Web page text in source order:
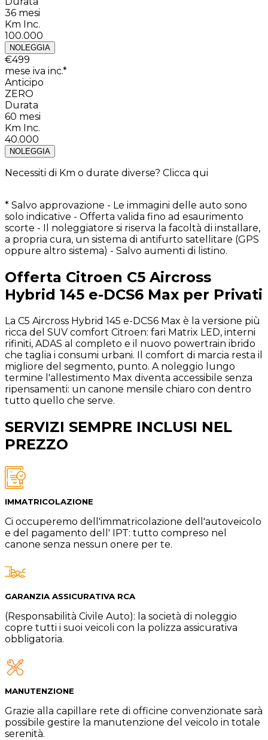
36 mesi
Km Inc.
100.000
NOLEGGIA
€499
mese iva inc.*
Anticipo
ZERO
Durata
60 mesi
Km Inc.
40.000
NOLEGGIA
Necessiti di Km o durate diverse? Clicca qui
* Salvo approvazione - Le immagini delle auto sono
solo indicative - Offerta valida fino ad esaurimento
scorte - Il noleggiatore si riserva la facoltà di installare,
a propria cura, un sistema di antifurto satellitare (GPS
oppure altro sistema) - Salvo aumenti di listino.
Offerta Citroen C5 Aircross
Hybrid 145 e-DCS6 Max per Privati
La C5 Aircross Hybrid 145 e-DCS6 Max è la versione più
ricca del SUV comfort Citroen: fari Matrix LED, interni
rifiniti, ADAS al completo e il nuovo powertrain ibrido
che taglia i consumi urbani. Il comfort di marcia resta il
migliore del segmento, punto. A noleggio lungo
termine l'allestimento Max diventa accessibile senza
ripensamenti: un canone mensile chiaro con dentro
tutto quello che serve.
SERVIZI SEMPRE INCLUSI NEL
PREZZO
IMMATRICOLAZIONE
Ci occuperemo dell'immatricolazione dell'autoveicolo
e del pagamento dell' IPT: tutto compreso nel
canone senza nessun onere per te.
GARANZIA ASSICURATIVA RCA
(Responsabilità Civile Auto): la società di noleggio
copre tutti i suoi veicoli con la polizza assicurativa
obbligatoria.
MANUTENZIONE
Grazie alla capillare rete di officine convenzionate sarà
possibile gestire la manutenzione del veicolo in totale
serenità.